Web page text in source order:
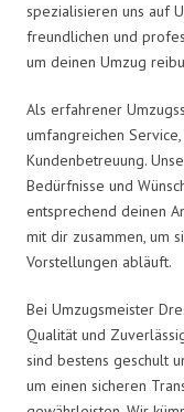
spezialisieren uns auf
freundlichen und
um deinen Umzug
Als erfahrener
umfangreichen
Kundenbetreuung.
Bedürfnisse und
entsprechend deinen
mit dir zusammen, um
Vorstellungen abläuft.
Bei Umzugsmeister
Qualität und
sind bestens geschult
um einen sicheren